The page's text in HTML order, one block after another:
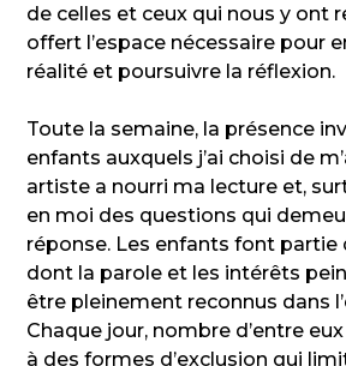
de celles et ceux qui nous y ont
offert l’espace nécessaire pour
réalité et poursuivre la réflexion.
Toute la semaine, la présence
enfants auxquels j’ai choisi de
artiste a nourri ma lecture et,
en moi des questions qui
réponse. Les enfants font partie
dont la parole et les intérêts
être pleinement reconnus dans
Chaque jour, nombre d’entre
à des formes d’exclusion qui